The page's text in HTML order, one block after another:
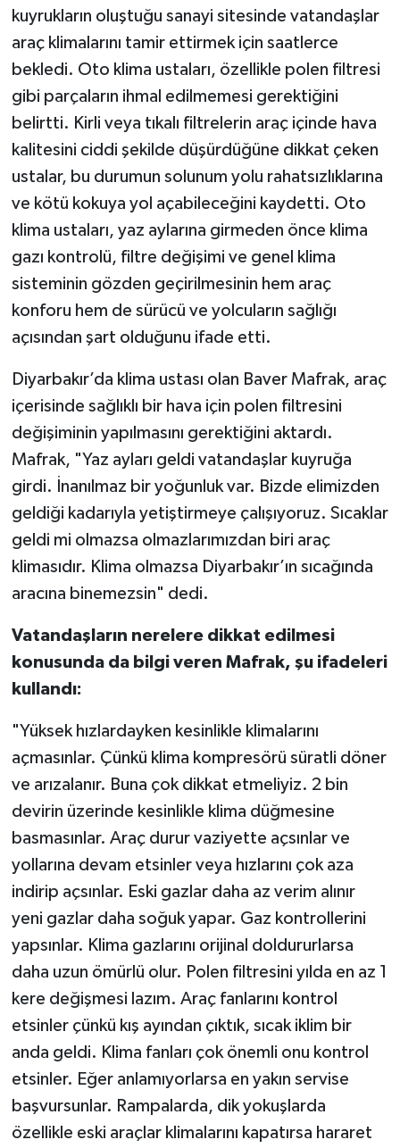
kuyrukların oluştuğu sanayi sitesinde vatandaşlar
araç klimalarını tamir ettirmek için saatlerce
bekledi. Oto klima ustaları, özellikle polen filtresi
gibi parçaların ihmal edilmemesi gerektiğini
belirtti. Kirli veya tıkalı filtrelerin araç içinde hava
kalitesini ciddi şekilde düşürdüğüne dikkat çeken
ustalar, bu durumun solunum yolu rahatsızlıklarına
ve kötü kokuya yol açabileceğini kaydetti. Oto
klima ustaları, yaz aylarına girmeden önce klima
gazı kontrolü, filtre değişimi ve genel klima
sisteminin gözden geçirilmesinin hem araç
konforu hem de sürücü ve yolcuların sağlığı
açısından şart olduğunu ifade etti.
Diyarbakır’da klima ustası olan Baver Mafrak, araç
içerisinde sağlıklı bir hava için polen filtresini
değişiminin yapılmasını gerektiğini aktardı.
Mafrak, "Yaz ayları geldi vatandaşlar kuyruğa
girdi. İnanılmaz bir yoğunluk var. Bizde elimizden
geldiği kadarıyla yetiştirmeye çalışıyoruz. Sıcaklar
geldi mi olmazsa olmazlarımızdan biri araç
klimasıdır. Klima olmazsa Diyarbakır’ın sıcağında
aracına binemezsin" dedi.
Vatandaşların nerelere dikkat edilmesi
konusunda da bilgi veren Mafrak, şu ifadeleri
kullandı:
"Yüksek hızlardayken kesinlikle klimalarını
açmasınlar. Çünkü klima kompresörü süratli döner
ve arızalanır. Buna çok dikkat etmeliyiz. 2 bin
devirin üzerinde kesinlikle klima düğmesine
basmasınlar. Araç durur vaziyette açsınlar ve
yollarına devam etsinler veya hızlarını çok aza
indirip açsınlar. Eski gazlar daha az verim alınır
yeni gazlar daha soğuk yapar. Gaz kontrollerini
yapsınlar. Klima gazlarını orijinal doldururlarsa
daha uzun ömürlü olur. Polen filtresini yılda en az 1
kere değişmesi lazım. Araç fanlarını kontrol
etsinler çünkü kış ayından çıktık, sıcak iklim bir
anda geldi. Klima fanları çok önemli onu kontrol
etsinler. Eğer anlamıyorlarsa en yakın servise
başvursunlar. Rampalarda, dik yokuşlarda
özellikle eski araçlar klimalarını kapatırsa hararet
YAŞAM